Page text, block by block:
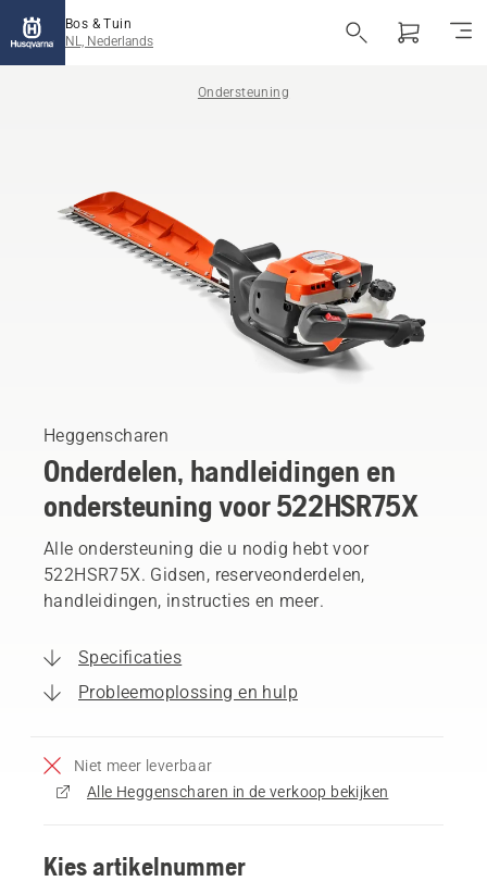
Bos & Tuin
NL, Nederlands
Ondersteuning
Heggenscharen
Onderdelen, handleidingen en
ondersteuning voor 522HSR75X
Alle ondersteuning die u nodig hebt voor
522HSR75X. Gidsen, reserveonderdelen,
handleidingen, instructies en meer.
Specificaties
Probleemoplossing en hulp
Niet meer leverbaar
Alle Heggenscharen in de verkoop bekijken
Kies artikelnummer